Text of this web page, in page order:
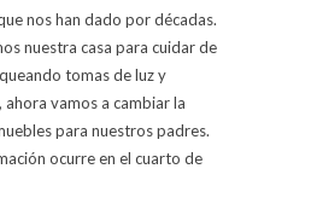
nos han dado por décadas.
nuestra casa para cuidar de
tomas de luz y
vamos a cambiar la
para nuestros padres.
ocurre en el cuarto de